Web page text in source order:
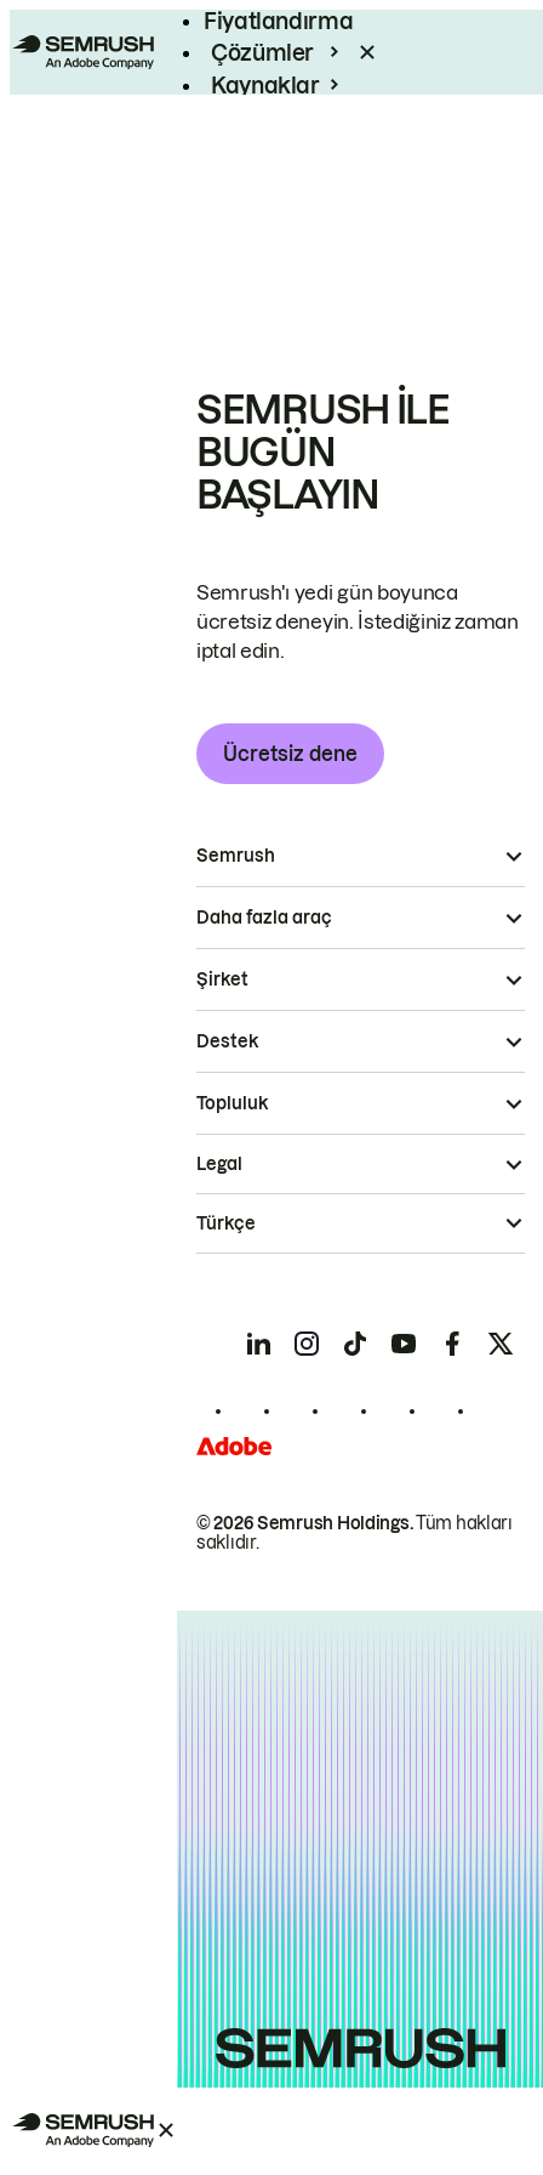
Fiyatlandırma
Çözümler
Kaynaklar
SEMRUSH ILE
BUGÜN
BAŞLAYIN
Semrush'ı yedi gün boyunca
ücretsiz deneyin. İstediğiniz zaman
iptal edin.
Ücretsiz dene
Semrush
Daha fazla araç
Şirket
Destek
Topluluk
© 2026 Semrush Holdings.Tüm hakları
saklıdır.
Legal
Türkçe